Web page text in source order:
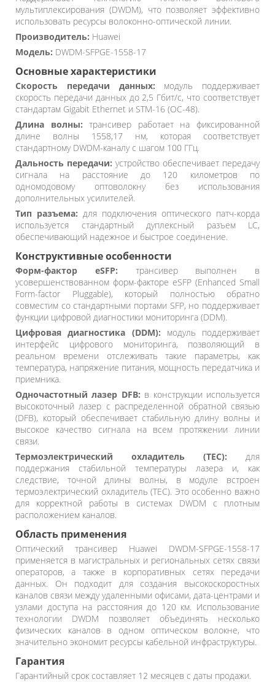
мультиплексирования (DWDM), что позволяет эффективно
использовать ресурсы волоконно-оптической линии.
Производитель: Huawei
Модель: DWDM-SFPGE-1558-17
Основные характеристики
Скорость передачи данных: модуль поддерживает
скорость передачи данных до 2,5 Гбит/с, что соответствует
стандартам Gigabit Ethernet и STM-16 (OC-48).
Длина волны: трансивер работает на фиксированной
длине волны 1558,17 нм, которая соответствует
стандартному DWDM-каналу с шагом 100 ГГц.
Дальность передачи: устройство обеспечивает передачу
сигнала на расстояние до 120 километров по
одномодовому оптоволокну без использования
дополнительных усилителей.
Тип разъема: для подключения оптического патч-корда
используется стандартный дуплексный разъем LC,
обеспечивающий надежное и быстрое соединение.
Конструктивные особенности
Форм-фактор eSFP: трансивер выполнен в
усовершенствованном форм-факторе eSFP (Enhanced Small
Form-factor Pluggable), который полностью обратно
совместим со стандартными портами SFP, но поддерживает
функции цифровой диагностики мониторинга (DDM).
Цифровая диагностика (DDM): модуль поддерживает
интерфейс цифрового мониторинга, позволяющий в
реальном времени отслеживать такие параметры, как
температура, напряжение питания, мощность передатчика и
приемника.
Одночастотный лазер DFB: в конструкции используется
высокоточный лазер с распределенной обратной связью
(DFB), который обеспечивает стабильную длину волны и
высокое качество сигнала на всем протяжении линии
связи.
Термоэлектрический охладитель (TEC): для
поддержания стабильной температуры лазера и, как
следствие, точной длины волны, в модуле встроен
термоэлектрический охладитель (TEC). Это особенно важно
для корректной работы в системах DWDM с плотным
расположением каналов.
Область применения
Оптический трансивер Huawei DWDM-SFPGE-1558-17
применяется в магистральных и региональных сетях связи
операторов, а также в корпоративных сетях передачи
данных. Он подходит для создания высокоскоростных
каналов связи между удаленными офисами, дата-центрами и
узлами доступа на расстояния до 120 км. Использование
технологии DWDM позволяет объединять несколько
физических каналов в одном оптическом волокне, что
значительно экономит ресурсы кабельной инфраструктуры.
Гарантия
Гарантийный срок составляет 12 месяцев с даты продажи.